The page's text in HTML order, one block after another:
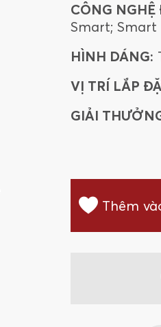
CÔNG NGHỆ
Smart; Smart
HÌNH DÁNG:
VỊ TRÍ LẮP
GIẢI
Thêm